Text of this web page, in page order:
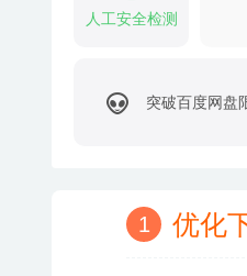
人工安全检测
突破百度网盘
优化